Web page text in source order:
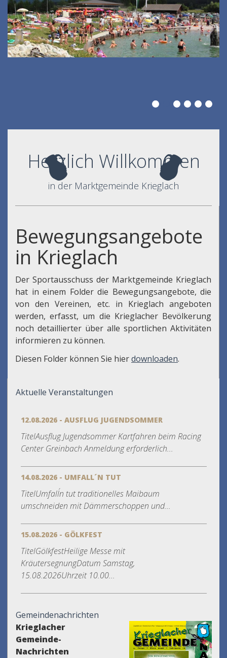
Herzlich Willkommen
in der Marktgemeinde Krieglach
Bewegungsangebote
in Krieglach
Der Sportausschuss der Marktgemeinde Krieglach
hat in einem Folder die Bewegungsangebote, die
von den Vereinen, etc. in Krieglach angeboten
werden, erfasst, um die Krieglacher Bevölkerung
noch detaillierter über alle sportlichen Aktivitäten
informieren zu können.
Diesen Folder können Sie hierdownloaden.
Aktuelle Veranstaltungen
12.08.2026 - AUSFLUG JUGENDSOMMER
TitelAusflug Jugendsommer Kartfahren beim Racing
Center Greinbach Anmeldung erforderlich...
14.08.2026 - UMFALL´N TUT
TitelUmfall´n tut traditionelles Maibaum
umschneiden mit Dämmerschoppen und...
15.08.2026 - GÖLKFEST
TitelGölkfestHeilige Messe mit
KräutersegnungDatum Samstag,
15.08.2026Uhrzeit 10.00...
Gemeindenachrichten
Krieglacher
Gemeinde-
Nachrichten